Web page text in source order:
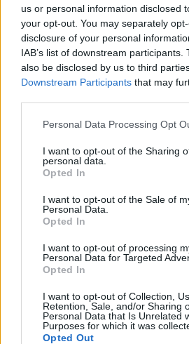
us or personal information disclosed
your opt-out. You may separately
disclosure of your personal
IAB’s list of downstream
also be disclosed by us to third
Downstream Participants that may
Personal Data Processing Opt
I want to opt-out of the Sharing
personal data.
Opted In
I want to opt-out of the Sale of
Personal Data.
Opted In
I want to opt-out of processing
Personal Data for Targeted
Opted In
I want to opt-out of Collection,
Retention, Sale, and/or Sharing
Personal Data that Is Unrelated
Purposes for which it was
Opted Out